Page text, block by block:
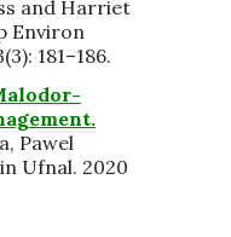
and Harriet
Environ
181–186.
Pawel
Ufnal. 2020